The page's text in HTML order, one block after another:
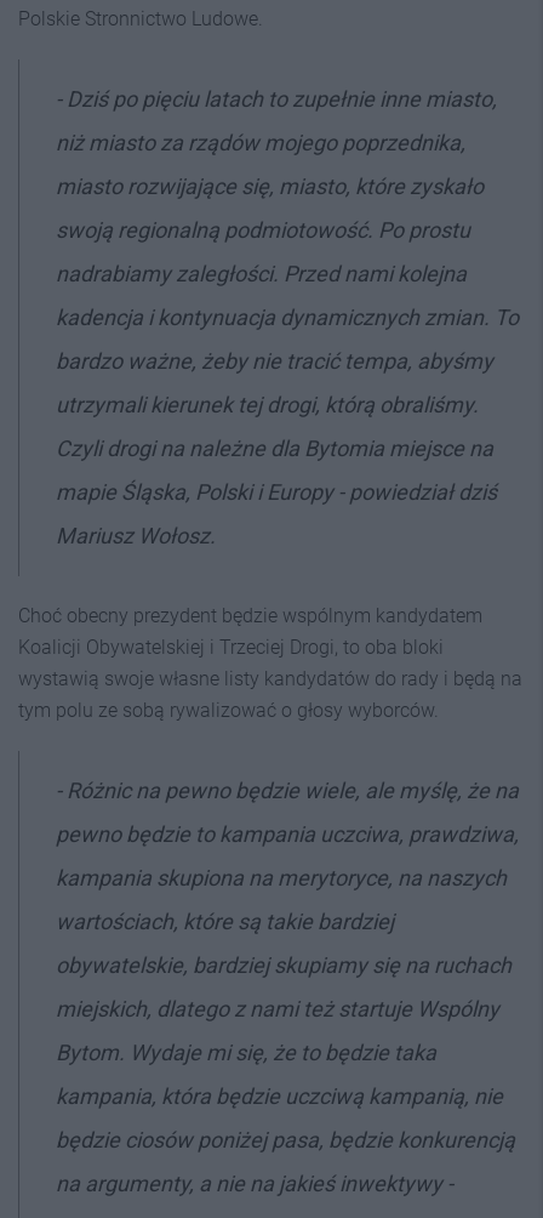
Polskie Stronnictwo Ludowe.
- Dziś po pięciu latach to zupełnie inne miasto,
niż miasto za rządów mojego poprzednika,
miasto rozwijające się, miasto, które zyskało
swoją regionalną podmiotowość. Po prostu
nadrabiamy zaległości. Przed nami kolejna
kadencja i kontynuacja dynamicznych zmian. To
bardzo ważne, żeby nie tracić tempa, abyśmy
utrzymali kierunek tej drogi, którą obraliśmy.
Czyli drogi na należne dla Bytomia miejsce na
mapie Śląska, Polski i Europy - powiedział dziś
Mariusz Wołosz.
Choć obecny prezydent będzie wspólnym kandydatem
Koalicji Obywatelskiej i Trzeciej Drogi, to oba bloki
wystawią swoje własne listy kandydatów do rady i będą na
tym polu ze sobą rywalizować o głosy wyborców.
- Różnic na pewno będzie wiele, ale myślę, że na
pewno będzie to kampania uczciwa, prawdziwa,
kampania skupiona na merytoryce, na naszych
wartościach, które są takie bardziej
obywatelskie, bardziej skupiamy się na ruchach
miejskich, dlatego z nami też startuje Wspólny
Bytom. Wydaje mi się, że to będzie taka
kampania, która będzie uczciwą kampanią, nie
będzie ciosów poniżej pasa, będzie konkurencją
na argumenty, a nie na jakieś inwektywy -